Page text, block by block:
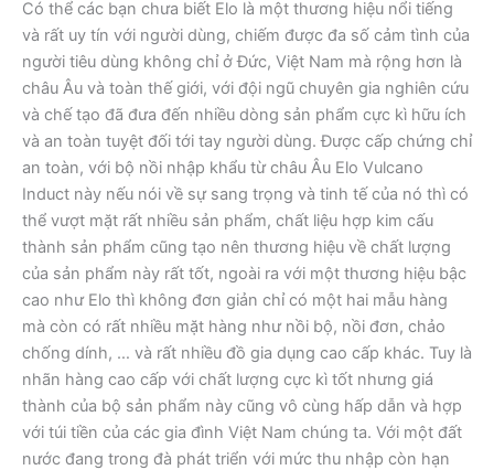
Có thể các bạn chưa biết Elo là một thương hiệu nổi tiếng
và rất uy tín với người dùng, chiếm được đa số cảm tình của
người tiêu dùng không chỉ ở Đức, Việt Nam mà rộng hơn là
châu Âu và toàn thế giới, với đội ngũ chuyên gia nghiên cứu
và chế tạo đã đưa đến nhiều dòng sản phẩm cực kì hữu ích
và an toàn tuyệt đối tới tay người dùng. Được cấp chứng chỉ
an toàn, với bộ nồi nhập khẩu từ châu Âu Elo Vulcano
Induct này nếu nói về sự sang trọng và tinh tế của nó thì có
thể vượt mặt rất nhiều sản phẩm, chất liệu hợp kim cấu
thành sản phẩm cũng tạo nên thương hiệu về chất lượng
của sản phẩm này rất tốt, ngoài ra với một thương hiệu bậc
cao như Elo thì không đơn giản chỉ có một hai mẫu hàng
mà còn có rất nhiều mặt hàng như nồi bộ, nồi đơn, chảo
chống dính, … và rất nhiều đồ gia dụng cao cấp khác. Tuy là
nhãn hàng cao cấp với chất lượng cực kì tốt nhưng giá
thành của bộ sản phẩm này cũng vô cùng hấp dẫn và hợp
với túi tiền của các gia đình Việt Nam chúng ta. Với một đất
nước đang trong đà phát triển với mức thu nhập còn hạn